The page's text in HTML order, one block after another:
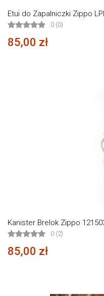
Etui do Zapalniczki Zippo
0 (0)
85,00 zł
Kanister Brelok Zippo
0 (2)
85,00 zł